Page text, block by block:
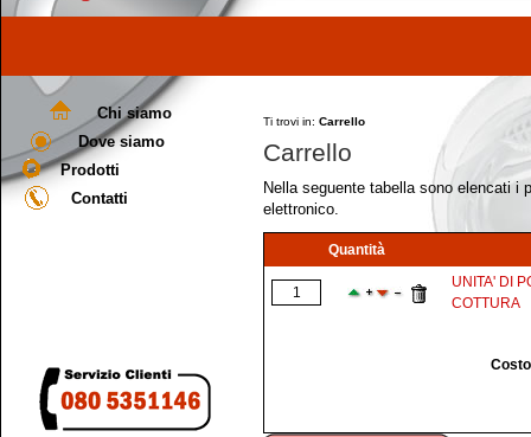
Chi siamo
Dove siamo
Prodotti
Contatti
Ti trovi in: Carrello
Carrello
Nella seguente tabella sono elencati i
elettronico.
Quantità
UNITA' DI
COTTURA